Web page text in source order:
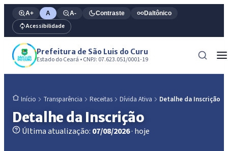
A+ A A- Contraste Daltônico
Acessibilidade
Prefeitura de São Luis do Curu
Estado do Ceará • CNPJ: 07.623.051/0001-19
Início Transparência Receitas Dívida Ativa Detalhe da Inscrição
Detalhe da Inscrição
Última atualização: 07/08/2026· hoje